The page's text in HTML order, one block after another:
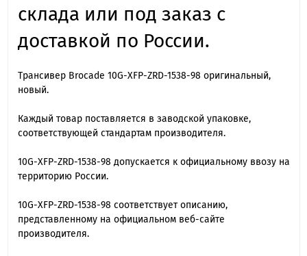
склада или под заказ с
доставкой по России.
Трансивер Brocade 10G-XFP-ZRD-1538-98 оригинальный,
новый.
Каждый товар поставляется в заводской упаковке,
соответствующей стандартам производителя.
10G-XFP-ZRD-1538-98 допускается к официальному ввозу на
территорию России.
10G-XFP-ZRD-1538-98 cоответствует описанию,
представленному на официальном веб-сайте
производителя.